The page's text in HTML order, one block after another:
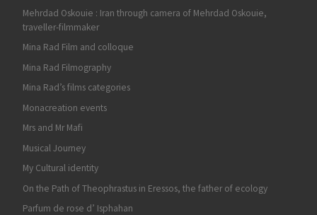
Mehrdad Oskouie : Iran through camera of Mehrdad Oskouie,
traveller-filmmaker
Mina Rad Film and colloque
Mina Rad Filmography
Mina Rad’s films categories
Monacreation events
Mrs and Mr Mafi
Musical Journey
My Cultural identity
On the Path of Theophrastus in Eressos, the father of ecology
Parfum de rose d’ Isphahan